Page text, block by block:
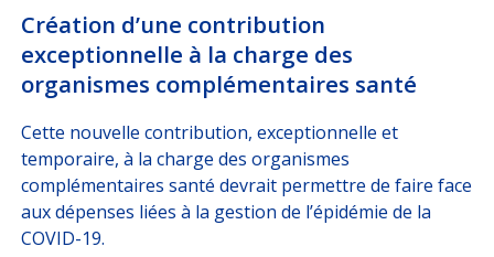
ASSURÉ
ORGANISATION INTERNATIONALE
CORRESPONDANT D’ENTREPRISE / RH
ESPACE RH GARANTIE OBSÈQUES
Création d’une contribution
exceptionnelle à la charge des
organismes complémentaires santé
Cette nouvelle contribution, exceptionnelle et
temporaire, à la charge des organismes
complémentaires santé devrait permettre de faire face
aux dépenses liées à la gestion de l’épidémie de la
COVID-19.